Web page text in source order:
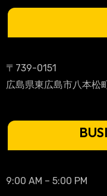
〒739-0151
広島県東広島市八本松
9:00 AM – 5:00 PM